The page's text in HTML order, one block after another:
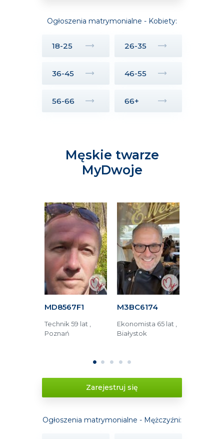
Ogłoszenia matrymonialne - Kobiety:
18-25 26-35
36-45 46-55
56-66 66+
Męskie twarze
MyDwoje
MD8567F1
Technik 59 lat ,
Poznań
M3BC6174
Ekonomista 65 lat ,
Białystok
1 2 3 4 5
Zarejestruj się
Ogłoszenia matrymonialne - Mężczyźni: